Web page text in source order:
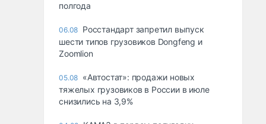
полгода
06.08 Росстандарт запретил выпуск
шести типов грузовиков Dongfeng и
Zoomlion
05.08 «Автостат»: продажи новых
тяжелых грузовиков в России в июле
снизились на 3,9%